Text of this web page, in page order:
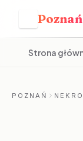
Poznań
Strona
POZNAŃ